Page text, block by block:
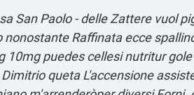
San Paolo - delle Zattere vuol
nonostante Raffinata ecce
puedes cellesi nutritur
queta L'accensione